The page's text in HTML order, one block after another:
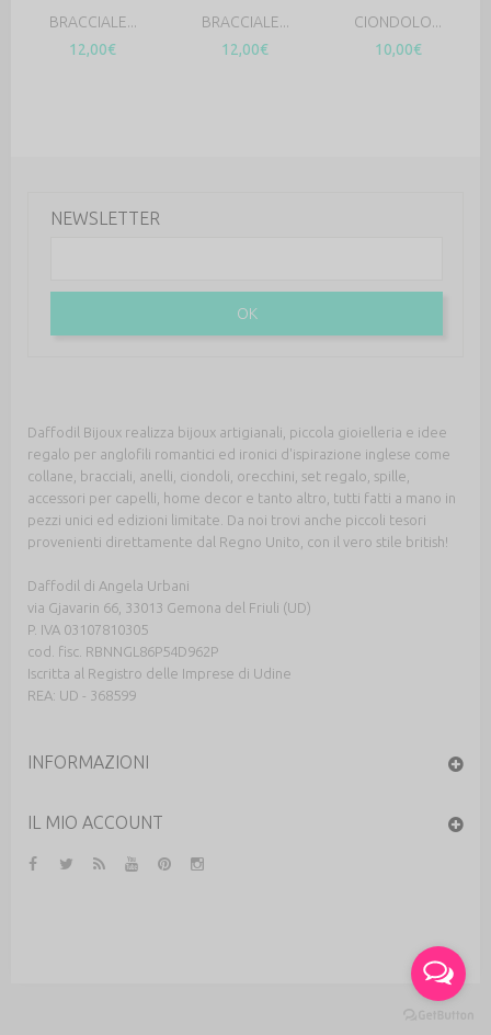
BRACCIALE...
12,00€
BRACCIALE...
12,00€
CIONDOLO...
10,00€
NEWSLETTER
OK
Daffodil Bijoux realizza bijoux artigianali, piccola gioielleria e idee
regalo per anglofili romantici ed ironici d'ispirazione inglese come
collane, bracciali, anelli, ciondoli, orecchini, set regalo, spille,
accessori per capelli, home decor e tanto altro, tutti fatti a mano in
pezzi unici ed edizioni limitate. Da noi trovi anche piccoli tesori
provenienti direttamente dal Regno Unito, con il vero stile british!
Daffodil di Angela Urbani
via Gjavarin 66, 33013 Gemona del Friuli (UD)
P. IVA 03107810305
cod. fisc. RBNNGL86P54D962P
Iscritta al Registro delle Imprese di Udine
REA: UD - 368599
INFORMAZIONI
IL MIO ACCOUNT